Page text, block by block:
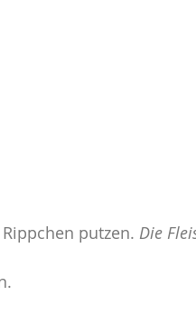
putzen. Die